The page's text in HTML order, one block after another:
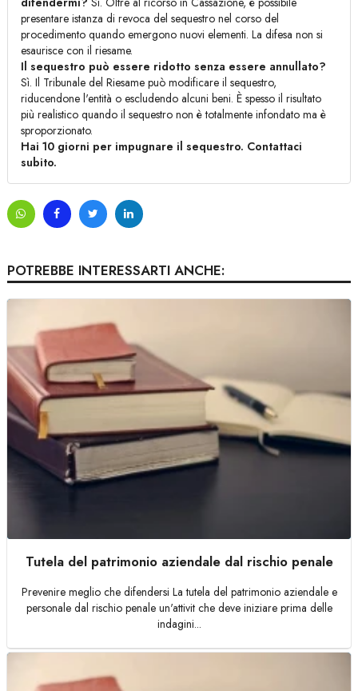
presentare istanza di revoca del sequestro nel corso del
procedimento quando emergono nuovi elementi. La difesa non si
esaurisce con il riesame.
Il sequestro può essere ridotto senza essere annullato?
Sì. Il Tribunale del Riesame può modificare il sequestro,
riducendone l'entità o escludendo alcuni beni. È spesso il risultato
più realistico quando il sequestro non è totalmente infondato ma è
sproporzionato.
Hai 10 giorni per impugnare il sequestro. Contattaci
subito.
POTREBBE INTERESSARTI ANCHE:
Tutela del patrimonio aziendale dal rischio penale
Prevenire meglio che difendersi La tutela del patrimonio aziendale e
personale dal rischio penale un'attivit che deve iniziare prima delle
indagini...